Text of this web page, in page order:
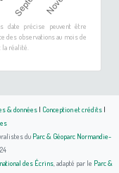
date précise peuvent être
des observations au mois de
réalité.
& données| Conception et crédits|
du Parc & Géoparc Normandie-
des Écrins , adapté par le Parc &